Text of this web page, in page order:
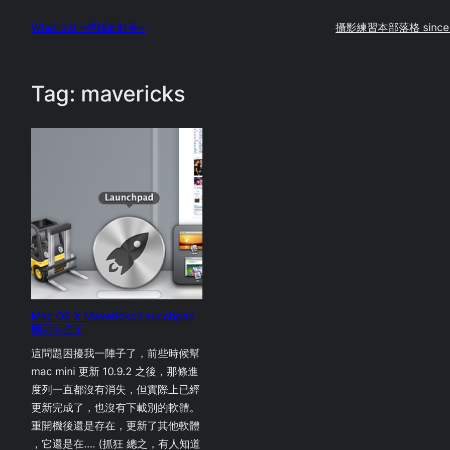
What 3.0 ~尋找新鮮事~ 攝影練習本部落格
Tag: mavericks
Mac OS X Mavericks Launchpad
圖示卡住了
這問題困擾我一陣子了，前些時候幫
mac mini 更新 10.9.2 之後，那條進
度列一直都沒有消失，但實際上已經
更新完成了，也沒有下載別的軟體。
重開機後還是存在，更新了其他軟體
，它還是在…. (抓狂 總之，有人知道